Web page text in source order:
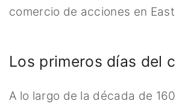
comercio de acciones en
Los primeros días del
A lo largo de la década de